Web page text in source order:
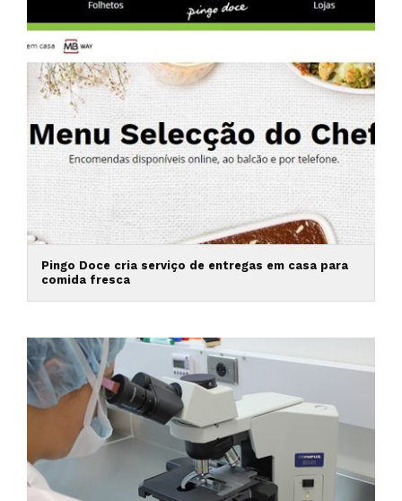
Pingo Doce cria serviço de entregas em casa para
comida fresca